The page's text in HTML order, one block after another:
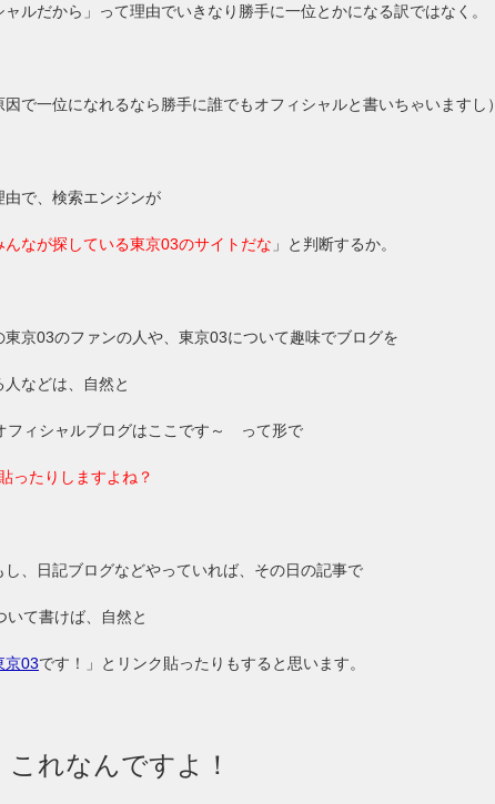
ャルだから」って理由でいきなり勝手に一位とかになる訳ではなく。
因で一位になれるなら勝手に誰でもオフィシャルと書いちゃいますし）
由で、検索エンジンが
んなが探している東京03のサイトだな 」と判断するか。
東京03のファンの人や、東京03について趣味でブログを
などは、自然と
フィシャルブログはここです～ って形で
ったりしますよね？
し、日記ブログなどやっていれば、その日の記事で
いて書けば、自然と
京03です！」とリンク貼ったりもすると思います。
これなんですよ！